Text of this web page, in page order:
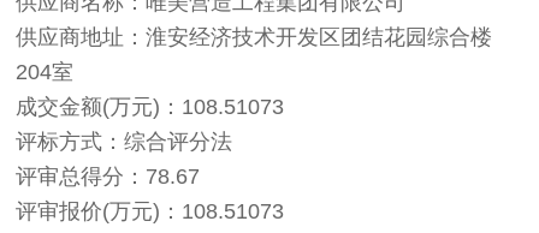
供应商地址：淮安经济技术开发区团结花园综合楼
204室
成交金额(万元)：108.51073
评标方式：综合评分法
评审总得分：78.67
评审报价(万元)：108.51073